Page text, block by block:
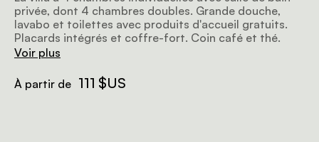
privée, dont 4 chambres doubles. Grande douche,
lavabo et toilettes avec produits d'accueil gratuits.
Placards intégrés et coffre-fort. Coin café et thé.
Voir plus
À partir de 111 $US